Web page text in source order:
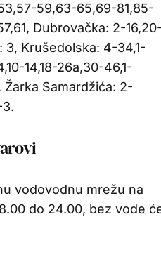
59,63-65,69-81,85-
Dubrovačka: 2-16,20-
3, Krušedolska: 4-34,1-
14,18-26a,30-46,1-
Žarka Samardžića: 2-
vodovodnu mrežu na
do 24.00, bez vode